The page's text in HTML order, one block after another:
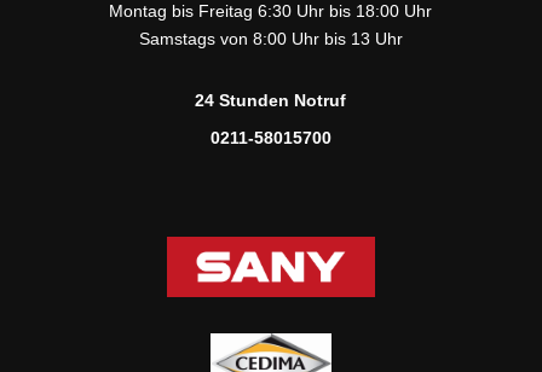
Montag bis Freitag 6:30 Uhr bis 18:00 Uhr
Samstags von 8:00 Uhr bis 13 Uhr
24 Stunden Notruf
0211-58015700